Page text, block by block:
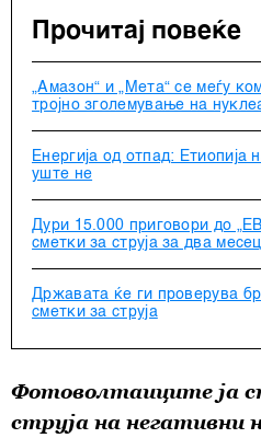
Прочитај повеќе
„Амазон“ и „Мета“ се меѓу
тројно зголемување на
Енергија од отпад: Етиопија
уште не
Дури 15.000 приговори до
сметки за струја за два
Државата ќе ги проверува
сметки за струја
Фотоволтаиците ја
струја на негативни